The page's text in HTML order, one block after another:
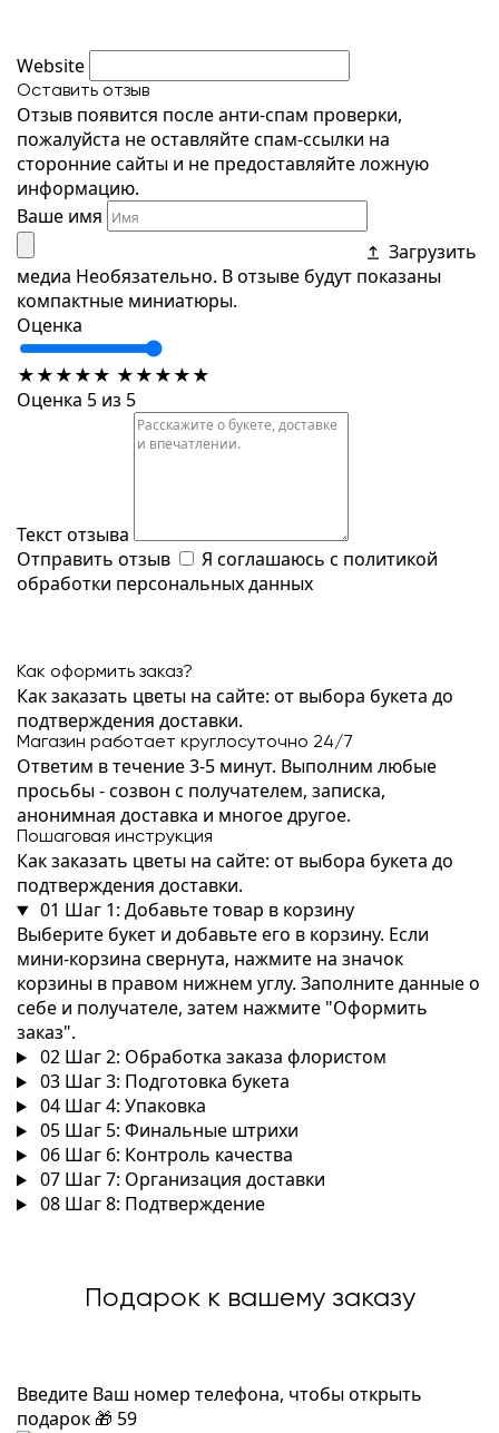
Website
Оставить отзыв
Отзыв появится после анти-спам проверки,
пожалуйста не оставляйте спам-ссылки на
сторонние сайты и не предоставляйте ложную
информацию.
Ваше имя
Загрузить
медиа Необязательно. В отзыве будут показаны
компактные миниатюры.
Оценка
★★★★★ ★★★★★
Оценка 5 из 5
Текст отзыва
Отправить отзыв
Я соглашаюсь с политикой
обработки персональных данных
Как оформить заказ?
Как заказать цветы на сайте: от выбора букета до
подтверждения доставки.
Магазин работает круглосуточно 24/7
Ответим в течение 3-5 минут. Выполним любые
просьбы - созвон с получателем, записка,
анонимная доставка и многое другое.
Пошаговая инструкция
Как заказать цветы на сайте: от выбора букета до
подтверждения доставки.
01 Шаг 1: Добавьте товар в корзину
Выберите букет и добавьте его в корзину. Если
мини-корзина свернута, нажмите на значок
корзины в правом нижнем углу. Заполните данные о
себе и получателе, затем нажмите "Оформить
заказ".
02 Шаг 2: Обработка заказа флористом
03 Шаг 3: Подготовка букета
04 Шаг 4: Упаковка
05 Шаг 5: Финальные штрихи
06 Шаг 6: Контроль качества
07 Шаг 7: Организация доставки
08 Шаг 8: Подтверждение
Подарок к вашему заказу
Введите Ваш номер телефона, чтобы открыть
подарок 🎁 59